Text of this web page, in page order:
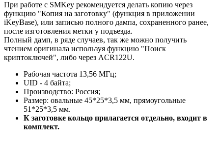
При работе с SMKey рекомендуется делать копию через
функцию "Копия на заготовку" (функция в приложении
iKeyBase), или записью полного дампа, сохраненного ранее,
после изготовления метки у подъезда.
Полный дамп, в ряде случаев, так же можно получить
чтением оригинала используя функцию "Поиск
криптоключей", либо через ACR122U.
Рабочая частота 13,56 МГц;
UID - 4 байта;
Производство: Россия;
Размер: овальные 45*25*3,5 мм, прямоугольные
51*25*3,5 мм.
К заготовке кольцо прилагается отдельно, входит в
комплект.